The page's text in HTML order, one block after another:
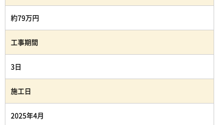
約79万円
工事期間
3日
施工日
2025年4月